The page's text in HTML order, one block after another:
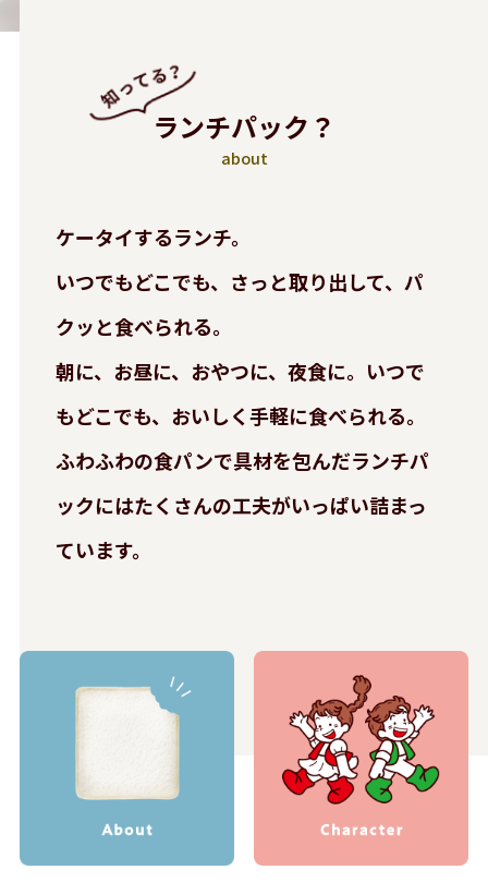
ランチパック？
about
ケータイするランチ。
いつでもどこでも、さっと取り出して、パ
クッと食べられる。
朝に、お昼に、おやつに、夜食に。いつで
もどこでも、おいしく手軽に食べられる。
ふわふわの食パンで具材を包んだランチパ
ックにはたくさんの工夫がいっぱい詰まっ
ています。